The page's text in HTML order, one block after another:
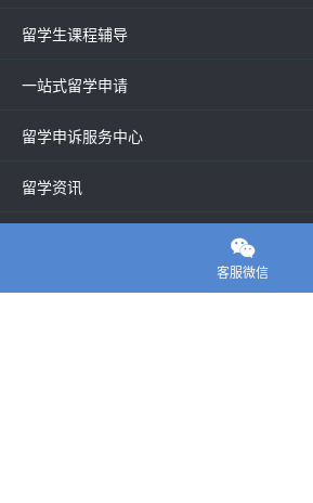
留学生课程辅导
一站式留学申请
留学申诉服务中心
留学资讯
联系老师

客服微信